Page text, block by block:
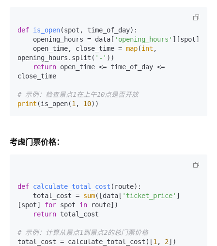
def is_open(spot, time_of_day):
    opening_hours = data[
'opening_hours' ][spot]
    open_time, close_time =
map(int ,
opening_hours.split( '-' ))
return open_time <= time_of_day <=
close_time
# 示例：检查景点1在上午10点是否开放
print (is_open(1 , 10
考虑门票价格：
def calculate_total_cost ( route):
    total_cost =
sum([data[ 'ticket_price' ]
[spot] for spot in route])
return total_cost
# 示例：计算从景点1到景点2的总门票价格
total_cost = calculate_total_cost([1 , 2